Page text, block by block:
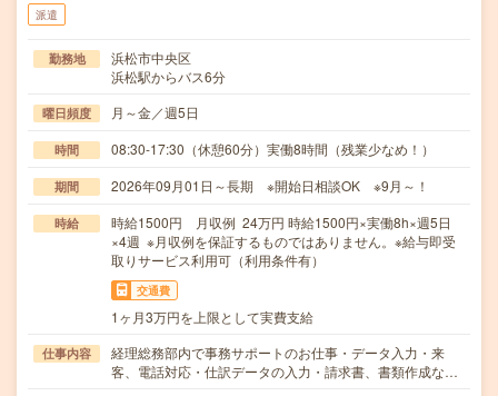
派遣
勤務地
浜松市中央区
浜松駅からバス6分
曜日頻度 月～金／週5日
時間 08:30-17:30（休憩60分）実働8時間（残業少なめ！）
期間 2026年09月01日～長期 ※開始日相談OK ※9月～！
時給
時給1500円 月収例 24万円 時給1500円×実働8h×週5日
×4週 ※月収例を保証するものではありません。※給与即受
取りサービス利用可（利用条件有）
交通費
1ヶ月3万円を上限として実費支給
仕事内容
経理総務部内で事務サポートのお仕事・データ入力・来
客、電話対応・仕訳データの入力・請求書、書類作成な…